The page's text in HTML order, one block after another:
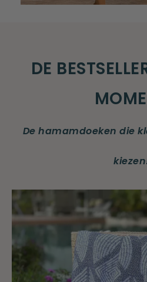
DE
De hamamdoeken die